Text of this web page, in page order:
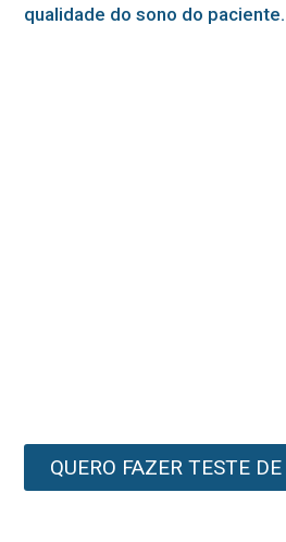
qualidade do sono do paciente.
QUERO FAZER TESTE